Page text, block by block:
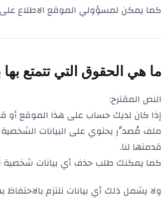
كما يمكن لمسؤولي الموقع الاطلاع
ما هي الحقوق التي تتمتع
النص المقترح:
إذا كان لديك حساب على هذا الموقع
ملف مُصدَّر يحتوي على البيانات
قدمتها لنا.
كما يمكنك طلب حذف أي بيانات شخصية
ولا يشمل ذلك أي بيانات نلتزم بالاحتفاظ